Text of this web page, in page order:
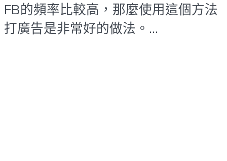
FB的頻率比較高，那麼使用這個方法
打廣告是非常好的做法。...